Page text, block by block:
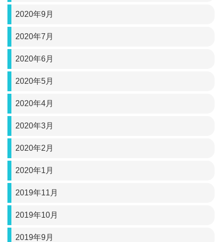
2020年9月
2020年7月
2020年6月
2020年5月
2020年4月
2020年3月
2020年2月
2020年1月
2019年11月
2019年10月
2019年9月